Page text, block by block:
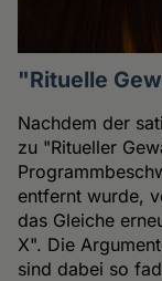
"Rituelle
Nachdem der
zu "Ritueller
entfernt wurde,
das Gleiche
X". Die
sind dabei so